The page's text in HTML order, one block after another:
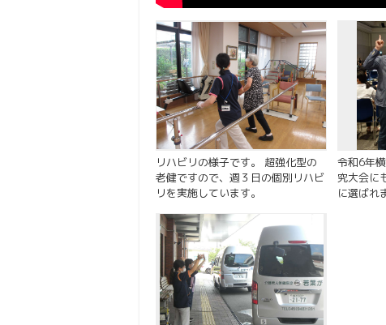
リハビリの様子です。 超強化型の
老健ですので、週３日の個別リハビ
リを実施しています。
令和6年
究大会に
に選ばれ